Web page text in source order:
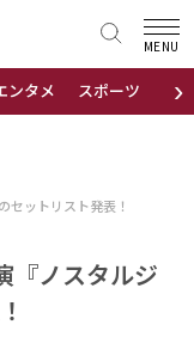
›
ンタメ スポーツ 地域
MENU
セットリスト発表！
『ノスタルジ